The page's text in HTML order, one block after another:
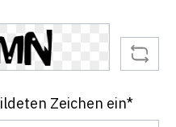
Zeichen ein*